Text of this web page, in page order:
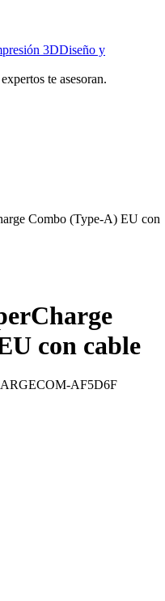
3DDiseño y
te asesoran.
Combo (Type-A) EU con
con cable
AF5D6F